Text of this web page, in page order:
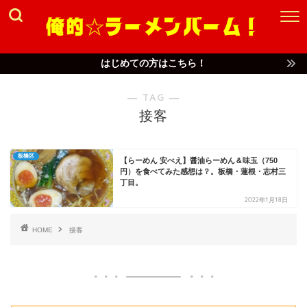
はじめての方はこちら！
― TAG ―
接客
板橋区
【らーめん 安べえ】醤油らーめん＆味玉（750
円）を食べてみた感想は？。板橋・蓮根・志村三
丁目。
2022年1月18日
HOME 接客